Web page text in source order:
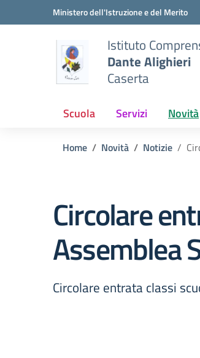
Vai ai contenuti
Vai al menu di navigazioneMinistero dell'Istruzione e del Merito
Istituto
Dante Alighieri
Caserta
Scuola Servizi Novità
Home Novità Notizie
Circolare
Assemblea
Circolare entrata classi